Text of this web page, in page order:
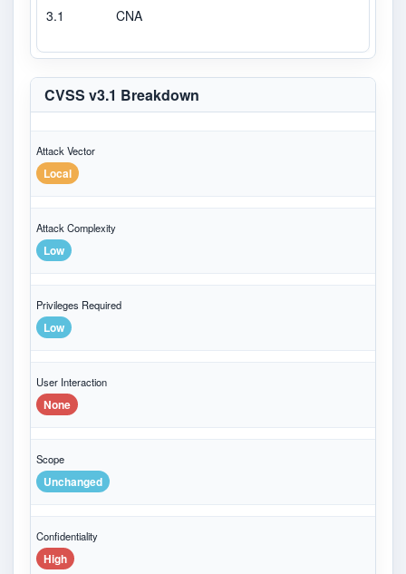
3.1 CNA
CVSS v3.1 Breakdown
Attack Vector
Local
Attack Complexity
Low
Privileges Required
Low
User Interaction
None
Scope
Unchanged
Confidentiality
High